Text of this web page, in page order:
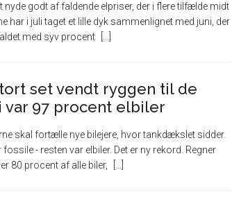
nyde godt af faldende elpriser, der i flere tilfælde midt
har i juli taget et lille dyk sammenlignet med juni, der
med syv procent
set vendt ryggen til de
97 procent elbiler
skal fortælle nye bilejere, hvor tankdækslet sidder.
- resten var elbiler. Det er ny rekord. Regner
80 procent af alle biler,